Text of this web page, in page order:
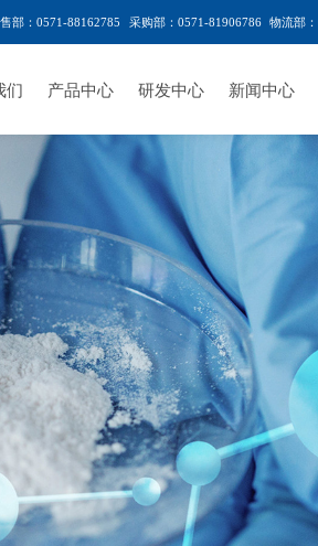
部：0571-88162785 采购部：0571-81906786 物流部
们 产品中心 研发中心 新闻中心